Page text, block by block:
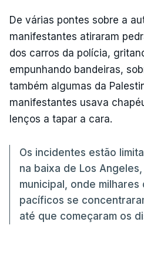
De várias pontes sobre a
manifestantes atiraram
dos carros da polícia,
empunhando bandeiras,
também algumas da
manifestantes usava
lenços a tapar a cara.
Os incidentes estão
na baixa de Los
municipal, onde
pacíficos se
até que começaram os